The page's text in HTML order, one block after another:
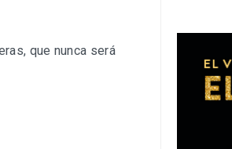
que nunca será